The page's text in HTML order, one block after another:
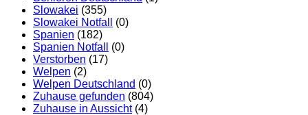
Slowakei (355)
Slowakei Notfall
(0)
Spanien (182)
Spanien Notfall
(0)
Verstorben (17)
Welpen (2)
Welpen Deutschland (0)
Zuhause gefunden (804)
Zuhause in Aussicht (4)